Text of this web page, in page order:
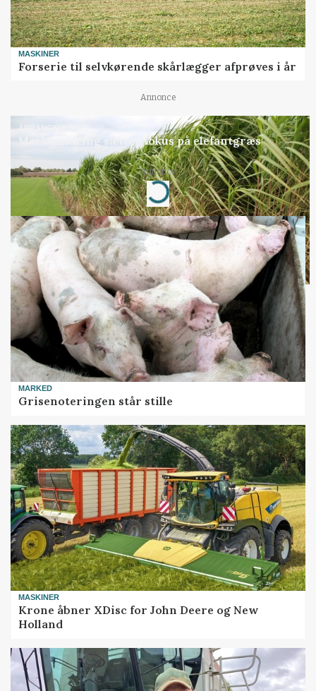
MASKINER
Forserie til selvkørende skårlægger afprøves i år
Annonce
ARRANGEMENT
Markvandring sætter fokus på elefantgræs
Annonce
Loading...
MARKED
Grisenoteringen står stille
MASKINER
Krone åbner XDisc for John Deere og New
Holland